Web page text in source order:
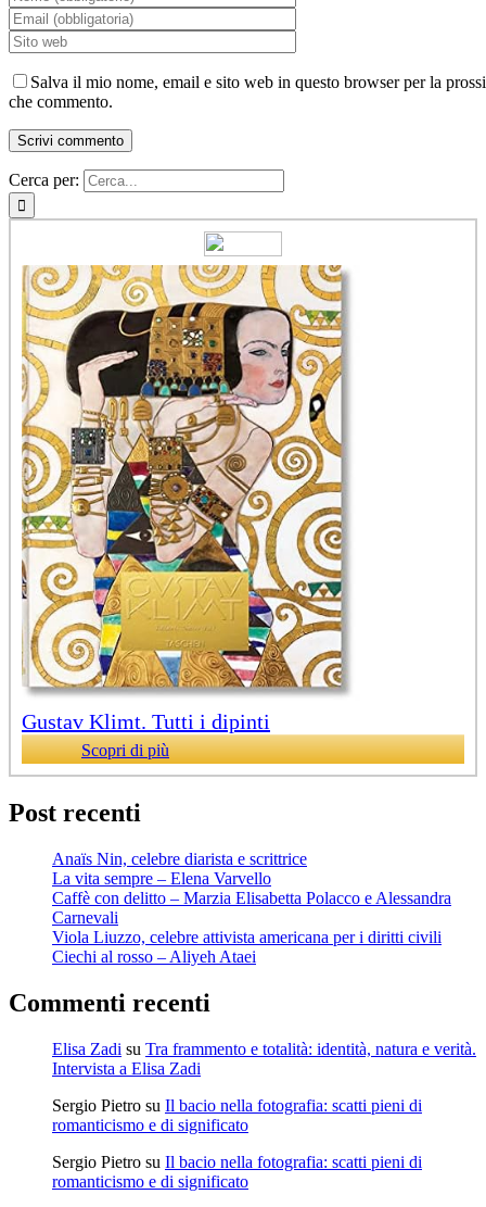
Salva il mio nome, email e sito web in questo browser per la
che commento.
Cerca per:
Gustav Klimt. Tutti i dipinti
Scopri di più
Post recenti
Anaïs Nin, celebre diarista e scrittrice
La vita sempre – Elena Varvello
Caffè con delitto – Marzia Elisabetta Polacco e Alessandra
Carnevali
Viola Liuzzo, celebre attivista americana per i diritti civili
Ciechi al rosso – Aliyeh Ataei
Commenti recenti
Elisa Zadi su Tra frammento e totalità: identità, natura e verità.
Intervista a Elisa Zadi
Sergio Pietro su Il bacio nella fotografia: scatti pieni di
romanticismo e di significato
Sergio Pietro su Il bacio nella fotografia: scatti pieni di
romanticismo e di significato